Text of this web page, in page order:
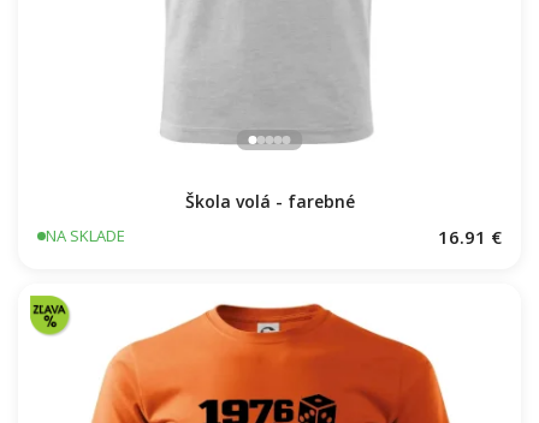
Škola volá - farebné
NA SKLADE 16.91 €